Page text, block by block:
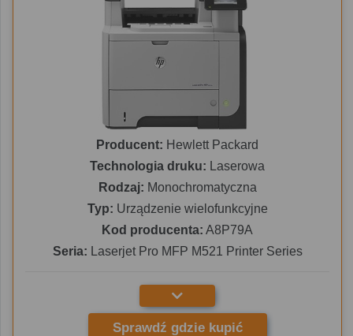
Producent: Hewlett Packard
Technologia druku: Laserowa
Rodzaj: Monochromatyczna
Typ: Urządzenie wielofunkcyjne
Kod producenta: A8P79A
Seria: Laserjet Pro MFP M521 Printer Series
Sprawdź gdzie kupić